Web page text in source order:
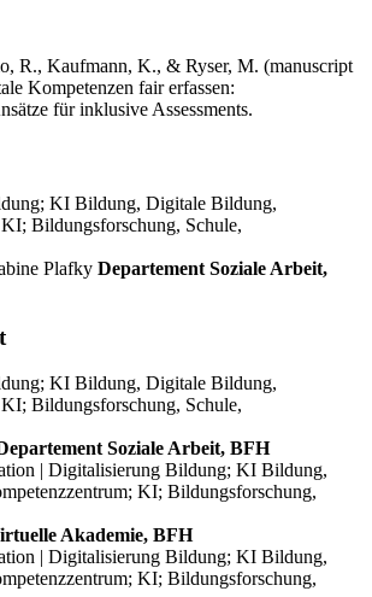
R., Kaufmann, K., & Ryser, M. (manuscript
Kompetenzen fair erfassen:
für inklusive Assessments.
Plafky Departement Soziale Arbeit,
Soziale Arbeit, BFH
Akademie, BFH